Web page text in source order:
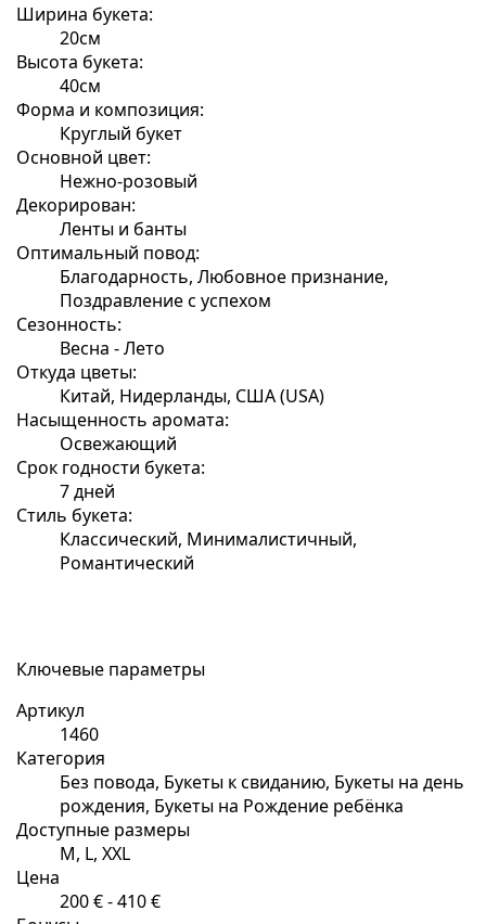
Ширина букета:
20см
Высота букета:
40см
Форма и композиция:
Круглый букет
Основной цвет:
Нежно-розовый
Декорирован:
Ленты и банты
Оптимальный повод:
Благодарность, Любовное признание,
Поздравление с успехом
Сезонность:
Весна - Лето
Откуда цветы:
Китай, Нидерланды, США (USA)
Насыщенность аромата:
Освежающий
Срок годности букета:
7 дней
Стиль букета:
Классический, Минималистичный,
Романтический
Ключевые параметры
Артикул
1460
Категория
Без повода, Букеты к свиданию, Букеты на день
рождения, Букеты на Рождение ребёнка
Доступные размеры
M, L, XXL
Цена
200 € - 410 €